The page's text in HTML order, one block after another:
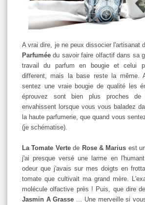
A vrai dire, je ne peux dissocier l'artisanat
Parfumée du savoir faire olfactif dans sa
travail du parfum en bougie et celui
different, mais la base reste la même.
sentez une vraie bougie de qualité les
éprouvez sont bien plus proches
envahissent lorsque vous vous baladez
la haute parfumerie, que quand vous
(je schématise).
La Tomate Vertede Rose & Marius est
j'ai presque versé une larme en
odeur que j'avais sur mes doigts en
tomate que cultivait ma grand mère.
molécule olfactive près ! Puis, que dire de
Jasmin A Grasse
... Une merveille si